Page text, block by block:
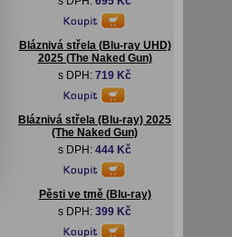
Bláznivá střela (Blu-ray UHD)
2025 (The Naked Gun)
s DPH: 719 Kč
Bláznivá střela (Blu-ray) 2025
(The Naked Gun)
s DPH: 444 Kč
Pěsti ve tmě (Blu-ray)
s DPH: 399 Kč